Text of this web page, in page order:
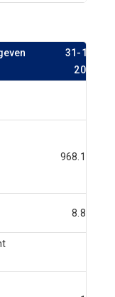
31-12-
2019
968.151
8.876